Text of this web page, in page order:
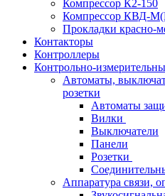
Компрессор К2-150
Компрессор КВД-
Прокладки красно-
Контакторы
Контроллеры
Контрольно-
Автоматы,
розетки
Автоматы
Вилки
Выключатели
Панели
Розетки
Аппаратура связи,